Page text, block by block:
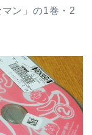
ン」の1巻・2